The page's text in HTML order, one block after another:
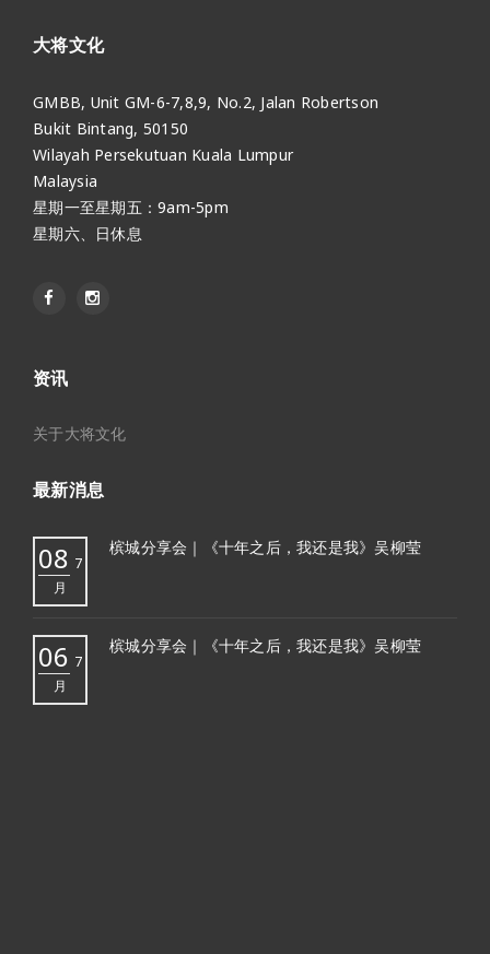
大将文化
GMBB, Unit GM-6-7,8,9, No.2, Jalan Robertson
Bukit Bintang, 50150
Wilayah Persekutuan Kuala Lumpur
Malaysia
星期一至星期五：9am-5pm
星期六、日休息
资讯
关于大将文化
最新消息
08 7
月
槟城分享会｜《十年之后，我还是我》吴柳莹
06 7
月
槟城分享会｜《十年之后，我还是我》吴柳莹